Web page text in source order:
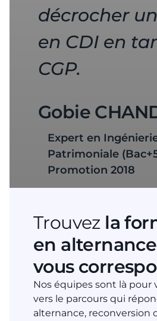
décrocher
en CDI en
CGP.
Gobie
Expert en
Patrimoniale
Promotion 2018
Trouvez la
en
vous
Nos équipes sont là pour
vers le parcours qui
alternance, reconversion